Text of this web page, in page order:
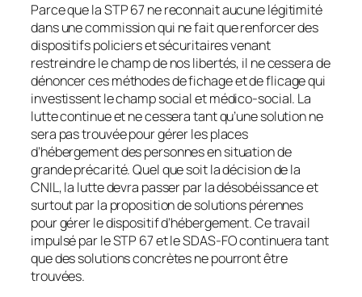
Parce que la STP 67 ne reconnait aucune légitimité
dans une commission qui ne fait que renforcer des
dispositifs policiers et sécuritaires venant
restreindre le champ de nos libertés, il ne cessera de
dénoncer ces méthodes de fichage et de flicage qui
investissent le champ social et médico-social. La
lutte continue et ne cessera tant qu’une solution ne
sera pas trouvée pour gérer les places
d’hébergement des personnes en situation de
grande précarité. Quel que soit la décision de la
CNIL, la lutte devra passer par la désobéissance et
surtout par la proposition de solutions pérennes
pour gérer le dispositif d’hébergement. Ce travail
impulsé par le STP 67 et le SDAS-FO continuera tant
que des solutions concrètes ne pourront être
trouvées.